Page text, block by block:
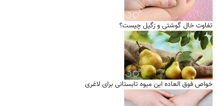
تفاوت خال گوشتی و زگیل چیست؟
خواص فوق العاده این میوه تابستانی برای لاغری